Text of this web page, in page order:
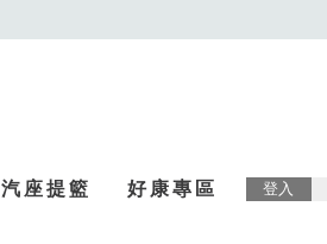
汽座提籃 好康專區 登入